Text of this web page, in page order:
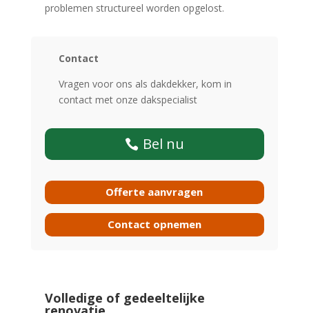
problemen structureel worden opgelost.
Contact
Vragen voor ons als dakdekker, kom in
contact met onze dakspecialist
Bel nu
Offerte aanvragen
Contact opnemen
Volledige of gedeeltelijke